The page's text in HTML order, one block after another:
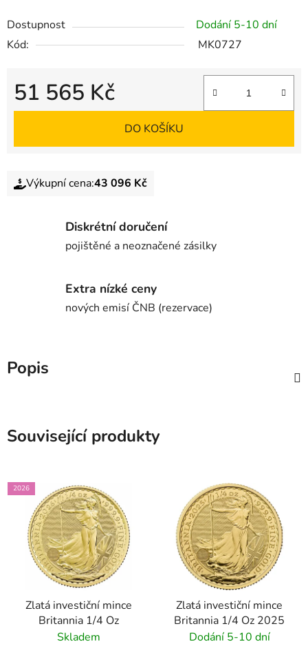
Dostupnost
Dodání 5-10 dní
Kód:
MK0727
51 565 Kč
DO KOŠÍKU
Výkupní cena:43 096 Kč
Diskrétní doručení
pojištěné a neoznačené zásilky
Extra nízké ceny
nových emisí ČNB (rezervace)
Popis
Související produkty
2026
Zlatá investiční mince
Britannia 1/4 Oz
Skladem
Zlatá investiční mince
Britannia 1/4 Oz 2025
Dodání 5-10 dní